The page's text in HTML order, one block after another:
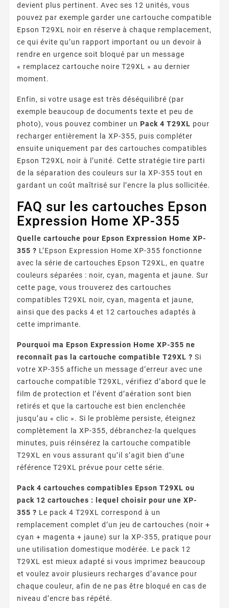
devient plus pertinent. Avec ses 12 unités, vous
pouvez par exemple garder une cartouche compatible
Epson T29XL noir en réserve à chaque remplacement,
ce qui évite qu’un rapport important ou un devoir à
rendre en urgence soit bloqué par un message
« remplacez cartouche noire T29XL » au dernier
moment.
Enfin, si votre usage est très déséquilibré (par
exemple beaucoup de documents texte et peu de
photo), vous pouvez combiner un Pack 4 T29XL pour
recharger entièrement la XP-355, puis compléter
ensuite uniquement par des cartouches compatibles
Epson T29XL noir à l’unité. Cette stratégie tire parti
de la séparation des couleurs sur la XP-355 tout en
gardant un coût maîtrisé sur l’encre la plus sollicitée.
FAQ sur les cartouches Epson
Expression Home XP-355
Quelle cartouche pour Epson Expression Home XP-
355 ? L’Epson Expression Home XP-355 fonctionne
avec la série de cartouches Epson T29XL, en quatre
couleurs séparées : noir, cyan, magenta et jaune. Sur
cette page, vous trouverez des cartouches
compatibles T29XL noir, cyan, magenta et jaune,
ainsi que des packs 4 et 12 cartouches adaptés à
cette imprimante.
Pourquoi ma Epson Expression Home XP-355 ne
reconnaît pas la cartouche compatible T29XL ? Si
votre XP-355 affiche un message d’erreur avec une
cartouche compatible T29XL, vérifiez d’abord que le
film de protection et l’évent d’aération sont bien
retirés et que la cartouche est bien enclenchée
jusqu’au « clic ». Si le problème persiste, éteignez
complètement la XP-355, débranchez-la quelques
minutes, puis réinsérez la cartouche compatible
T29XL en vous assurant qu’il s’agit bien d’une
référence T29XL prévue pour cette série.
Pack 4 cartouches compatibles Epson T29XL ou
pack 12 cartouches : lequel choisir pour une XP-
355 ? Le pack 4 T29XL correspond à un
remplacement complet d’un jeu de cartouches (noir +
cyan + magenta + jaune) sur la XP-355, pratique pour
une utilisation domestique modérée. Le pack 12
T29XL est mieux adapté si vous imprimez beaucoup
et voulez avoir plusieurs recharges d’avance pour
chaque couleur, afin de ne pas être bloqué en cas de
niveau d’encre bas répété.